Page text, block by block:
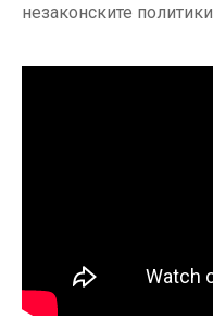
незаконските политики.